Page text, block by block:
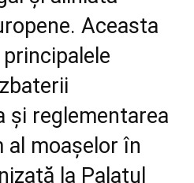
Aceasta
și reglementarea
al moașelor în
la Palatul